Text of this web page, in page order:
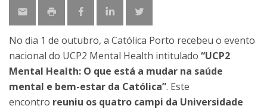
No dia 1 de outubro, a Católica Porto recebeu o evento
nacional do UCP2 Mental Health intitulado “UCP2
Mental Health: O que está a mudar na saúde
mental e bem-estar da Católica”. Este
encontro reuniu os quatro campi da Universidade